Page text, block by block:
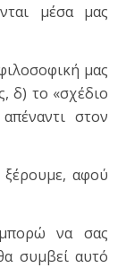
μέσα μας
μας
δ) το «σχέδιο
στον
ξέρουμε, αφού
να σας
συμβεί αυτό